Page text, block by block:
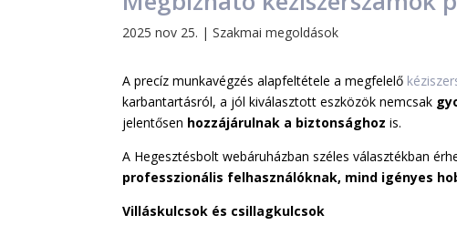
2025 nov 25. |Szakmai megoldások
A precíz munkavégzés alapfeltétele a megfelelő
karbantartásról, a jól kiválasztott eszközök nemcsak
jelentősen hozzájárulnak a biztonsághozis.
A Hegesztésbolt webáruházban széles választékban
professzionális felhasználóknak, mind igényes
Villáskulcsok és csillagkulcsok